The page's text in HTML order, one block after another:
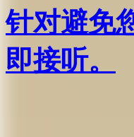
针对避免
即接听。